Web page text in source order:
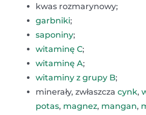
kwas rozmarynowy;
garbniki;
saponiny;
witaminę C;
witaminę A;
witaminy z grupy B;
minerały, zwłaszcza cynk,
potas, magnez, mangan,